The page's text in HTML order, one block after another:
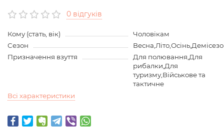
0 відгуків
Кому (стать, вік)
Чоловікам
Сезон
Призначення взуття
Для полювання,Для
рибалки,Для
туризму,Військове та
тактичне
Всі характеристики